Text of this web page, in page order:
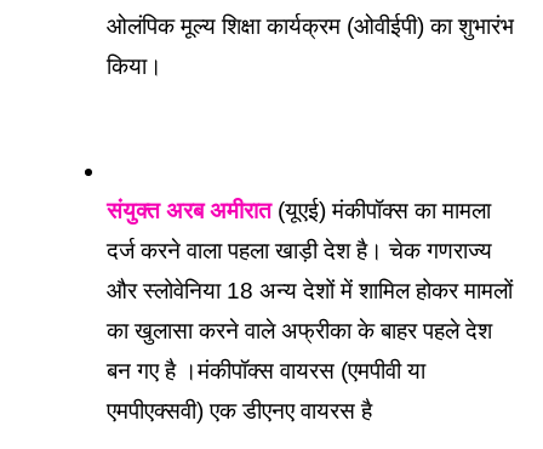
ओलंपिक मूल्य शिक्षा कार्यक्रम (ओवीईपी) का शुभारंभ
किया।
संयुक्त अरब अमीरात (यूएई) मंकीपॉक्स का मामला
दर्ज करने वाला पहला खाड़ी देश है। चेक गणराज्य
और स्लोवेनिया 18 अन्य देशों में शामिल होकर मामलों
का खुलासा करने वाले अफ्रीका के बाहर पहले देश
बन गए है ।मंकीपॉक्स वायरस (एमपीवी या
एमपीएक्सवी) एक डीएनए वायरस है